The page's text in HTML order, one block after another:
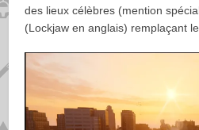
des lieux célèbres (mention
(Lockjaw en anglais) remplaçant